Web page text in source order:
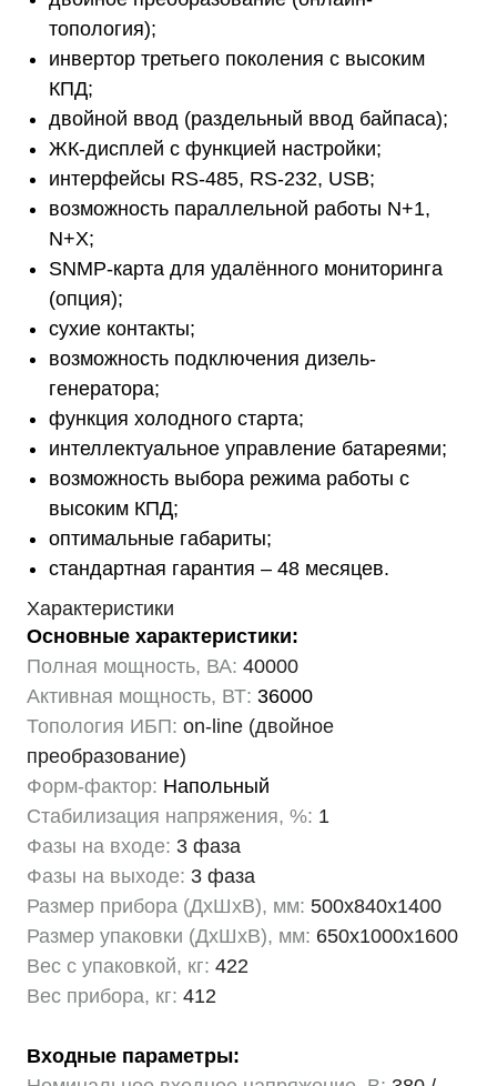
топология);
инвертор третьего поколения с высоким
КПД;
двойной ввод (раздельный ввод байпаса);
ЖК-дисплей с функцией настройки;
интерфейсы RS-485, RS-232, USB;
возможность параллельной работы N+1,
N+X;
SNMP-карта для удалённого мониторинга
(опция);
сухие контакты;
возможность подключения дизель-
генератора;
функция холодного старта;
интеллектуальное управление батареями;
возможность выбора режима работы с
высоким КПД;
оптимальные габариты;
стандартная гарантия – 48 месяцев.
Характеристики
Основные характеристики:
Полная мощность, ВА: 40000
Активная мощность, ВТ: 36000
Топология ИБП: on-line (двойное
преобразование)
Форм-фактор: Напольный
Стабилизация напряжения, %: 1
Фазы на входе: 3 фаза
Фазы на выходе: 3 фаза
Размер прибора (ДхШхВ), мм: 500х840х1400
Размер упаковки (ДхШхВ), мм: 650х1000х1600
Вес с упаковкой, кг: 422
Вес прибора, кг: 412
Входные параметры: